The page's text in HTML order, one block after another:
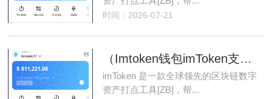
时间：2026-07-21
（Imtoken钱包imToken支持TRC-20）
imToken 是一款全球领先的区块链数字
资产打点工具[ZB]，帮...